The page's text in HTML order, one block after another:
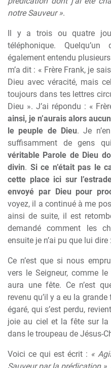
notre Sauveur ».
Il y a trois ou quatre
téléphonique.
également entendu
m’a dit : « Frère Frank, je
Dieu avec véracité, mais
toujours dans tes lettres
Dieu ». J’ai répondu : «
ainsi, je n’aurais alors
le peuple de Dieu. Je
suffisamment de gens
véritable Parole de Dieu
divin. Si ce n’était pas le
cette place ici sur
envoyé par Dieu pour
voyez, il a continué à me
ainsi de suite, il est
demandé comment les
ensuite je n’ai pu que lui
Ce n’est que si nous
vers le Seigneur, comme
aura une fête. Ce n’est
revenu qu’il y a eu la grande
égaré, qui s’est perdu,
joie au ciel et la fête sur la
dans le troupeau de Jésus-
Voici ce qui est écrit : «